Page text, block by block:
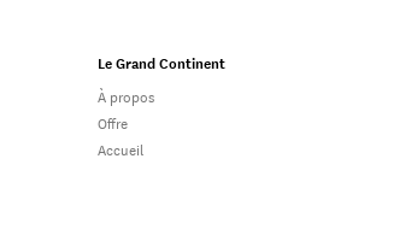
Le Grand Continent
À propos
Offre
Accueil